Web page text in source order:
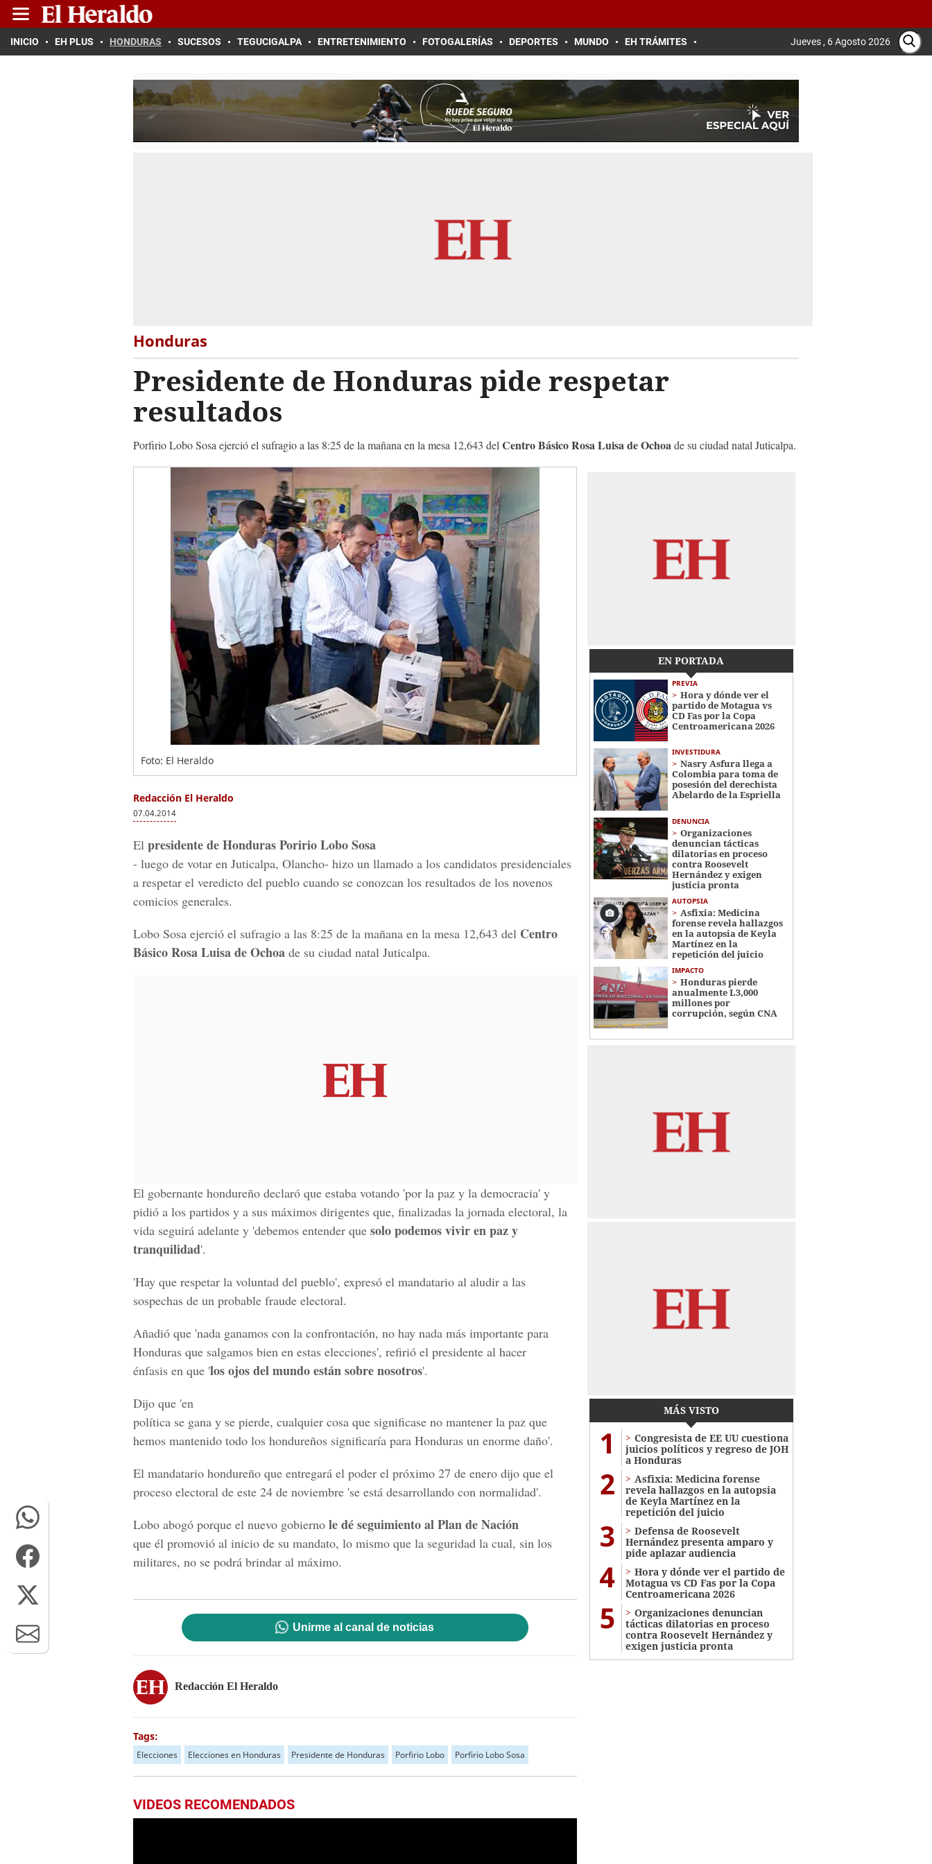
INICIO EH PLUS HONDURAS SUCESOS TEGUCIGALPA ENTRETENIMIENTO FOTOGALERÍAS DEPORTES MUNDO EH TRÁMITES Jueves , 6 Agosto 2026
Honduras
Presidente de Honduras pide respetar
resultados
Porfirio Lobo Sosa ejerció el sufragio a las 8:25 de la mañana en la mesa 12,643 del Centro Básico Rosa Luisa de Ochoade su ciudad natal Juticalpa.
Foto: El Heraldo
Redacción El Heraldo
07.04.2014
El presidente de Honduras Poririo Lobo Sosa
- luego de votar en Juticalpa, Olancho- hizo un llamado a los candidatos presidenciales
a respetar el veredicto del pueblo cuando se conozcan los resultados de los novenos
comicios generales.
Lobo Sosa ejerció el sufragio a las 8:25 de la mañana en la mesa 12,643 del Centro
Básico Rosa Luisa de Ochoa de su ciudad natal Juticalpa.
El gobernante hondureño declaró que estaba votando 'por la paz y la democracia' y
pidió a los partidos y a sus máximos dirigentes que, finalizadas la jornada electoral, la
vida seguirá adelante y 'debemos entender que solo podemos vivir en paz y
tranquilidad'.
'Hay que respetar la voluntad del pueblo', expresó el mandatario al aludir a las
sospechas de un probable fraude electoral.
Añadió que 'nada ganamos con la confrontación, no hay nada más importante para
Honduras que salgamos bien en estas elecciones', refirió el presidente al hacer
énfasis en que 'los ojos del mundo están sobre nosotros'.
Dijo que 'en
política se gana y se pierde, cualquier cosa que significase no mantener la paz que
hemos mantenido todo los hondureños significaría para Honduras un enorme daño'.
El mandatario hondureño que entregará el poder el próximo 27 de enero dijo que el
proceso electoral de este 24 de noviembre 'se está desarrollando con normalidad'.
Lobo abogó porque el nuevo gobierno le dé seguimiento al Plan de Nación
que él promovió al inicio de su mandato, lo mismo que la seguridad la cual, sin los
militares, no se podrá brindar al máximo.
Unirme al canal de noticias
Redacción El Heraldo
Tags:
Elecciones Elecciones en Honduras Presidente de Honduras Porfirio Lobo Porfirio Lobo Sosa
VIDEOS RECOMENDADOS
EN PORTADA
PREVIA
Hora y dónde ver el
partido de Motagua vs
CD Fas por la Copa
Centroamericana 2026
INVESTIDURA
Nasry Asfura llega a
Colombia para toma de
posesión del derechista
Abelardo de la Espriella
DENUNCIA
Organizaciones
denuncian tácticas
dilatorias en proceso
contra Roosevelt
Hernández y exigen
justicia pronta
AUTOPSIA
Asfixia: Medicina
forense revela hallazgos
en la autopsia de Keyla
Martínez en la
repetición del juicio
IMPACTO
Honduras pierde
anualmente L3,000
millones por
corrupción, según CNA
MÁS VISTO
1
Congresista de EE UU cuestiona
juicios políticos y regreso de JOH
a Honduras
2
Asfixia: Medicina forense
revela hallazgos en la autopsia
de Keyla Martínez en la
repetición del juicio
3
Defensa de Roosevelt
Hernández presenta amparo y
pide aplazar audiencia
4
Hora y dónde ver el partido de
Motagua vs CD Fas por la Copa
Centroamericana 2026
5
Organizaciones denuncian
tácticas dilatorias en proceso
contra Roosevelt Hernández y
exigen justicia pronta